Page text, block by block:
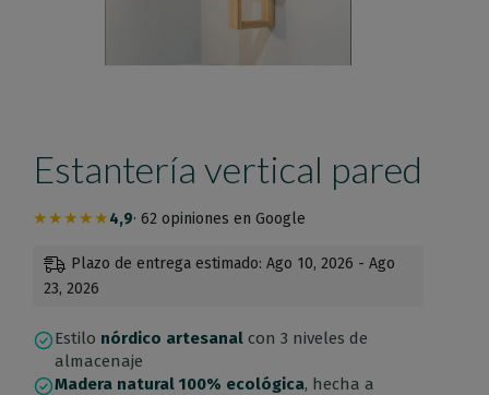
Estantería vertical pared
★★★★★4,9· 62 opiniones en Google
Plazo de entrega estimado: Ago 10, 2026 - Ago
23, 2026
Estilo nórdico artesanal con 3 niveles de
almacenaje
Madera natural 100% ecológica, hecha a